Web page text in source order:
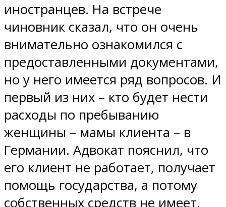
иностранцев. На встрече
чиновник сказал, что он очень
внимательно ознакомился с
предоставленными документами,
но у него имеется ряд вопросов. И
первый из них – кто будет нести
расходы по пребыванию
женщины – мамы клиента – в
Германии. Адвокат пояснил, что
его клиент не работает, получает
помощь государства, а потому
собственных средств не имеет.